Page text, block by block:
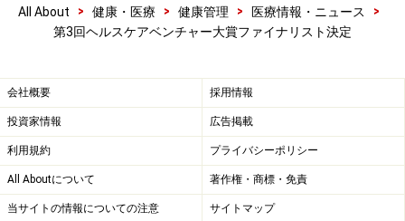
け、新LIFESPAN革命を起こす。
藤本 千里（東京大学） / ノイズ前庭電気刺激によるバラ
ンス改善治療
前庭障害による体のバランス障害に対する革新的な治療
法開発が望まれている。耳後部に微弱なノイズ電流を流
All About > 健康・医療 > 健康管理 > 医療情報・ニュース
>
第3回ヘルスケアベンチャー大賞ファイナリスト決定
会社概要 採用情報
投資家情報 広告掲載
利用規約 プライバシーポリシー
All Aboutについて 著作権・商標・免責
当サイトの情報についての注意 サイトマップ